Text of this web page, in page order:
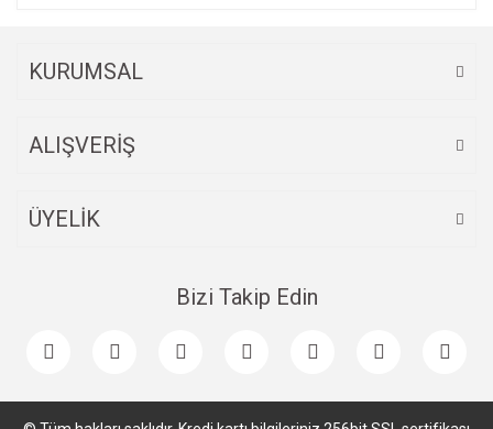
KURUMSAL
ALIŞVERİŞ
ÜYELİK
Bizi Takip Edin